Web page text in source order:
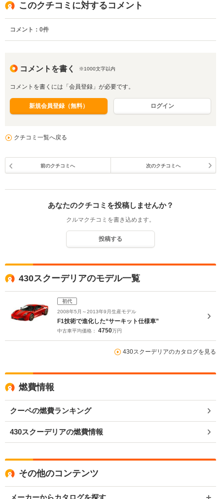
このクチコミに対するコメント
コメント： 0件
コメントを書く ※1000文字以内
コメントを書くには「会員登録」が必要です。
新規会員登録（無料） ログイン
クチコミ一覧へ戻る
前のクチコミへ 次のクチコミへ
あなたのクチコミを投稿しませんか？
クルマクチコミを書き込めます。
投稿する
430スクーデリアのモデル一覧
初代
2008年5月～2013年9月生産モデル
F1技術で進化した“サーキット仕様車”
中古車平均価格： 4750万円
430スクーデリアのカタログを見る
燃費情報
クーペの燃費ランキング
430スクーデリアの燃費情報
その他のコンテンツ
メーカーからカタログを探す